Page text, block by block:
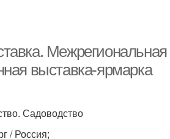
выставка-ярмарка
Садоводство
/ Россия;